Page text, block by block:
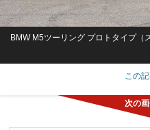
BMW M5ツーリング プロトタイプ（
この